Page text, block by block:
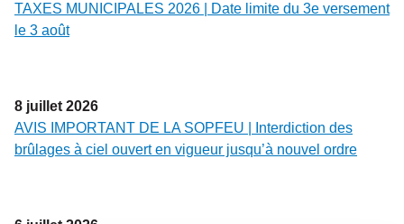
TAXES MUNICIPALES 2026 | Date limite du 3e versement
le 3 août
8 juillet 2026
AVIS IMPORTANT DE LA SOPFEU | Interdiction des
brûlages à ciel ouvert en vigueur jusqu’à nouvel ordre